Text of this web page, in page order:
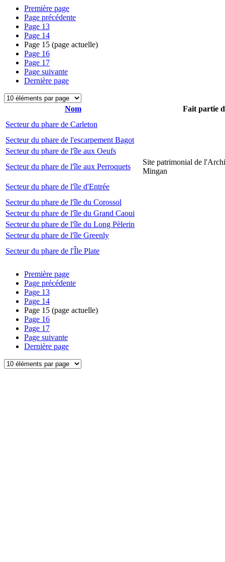
Première page
Page précédente
Page 13
Page 14
Page 15 (page actuelle)
Page 16
Page 17
Page suivante
Dernière page
Nom
Fait partie
Secteur du phare de Carleton
Secteur du phare de l'escarpement Bagot
Secteur du phare de l'île aux Oeufs
Secteur du phare de l'île aux Perroquets
Site patrimonial de
Mingan
Secteur du phare de l'île d'Entrée
Secteur du phare de l'île du Corossol
Secteur du phare de l'île du Grand Caoui
Secteur du phare de l'île du Long Pèlerin
Secteur du phare de l'île Greenly
Secteur du phare de l'Île Plate
Première page
Page précédente
Page 13
Page 14
Page 15 (page actuelle)
Page 16
Page 17
Page suivante
Dernière page